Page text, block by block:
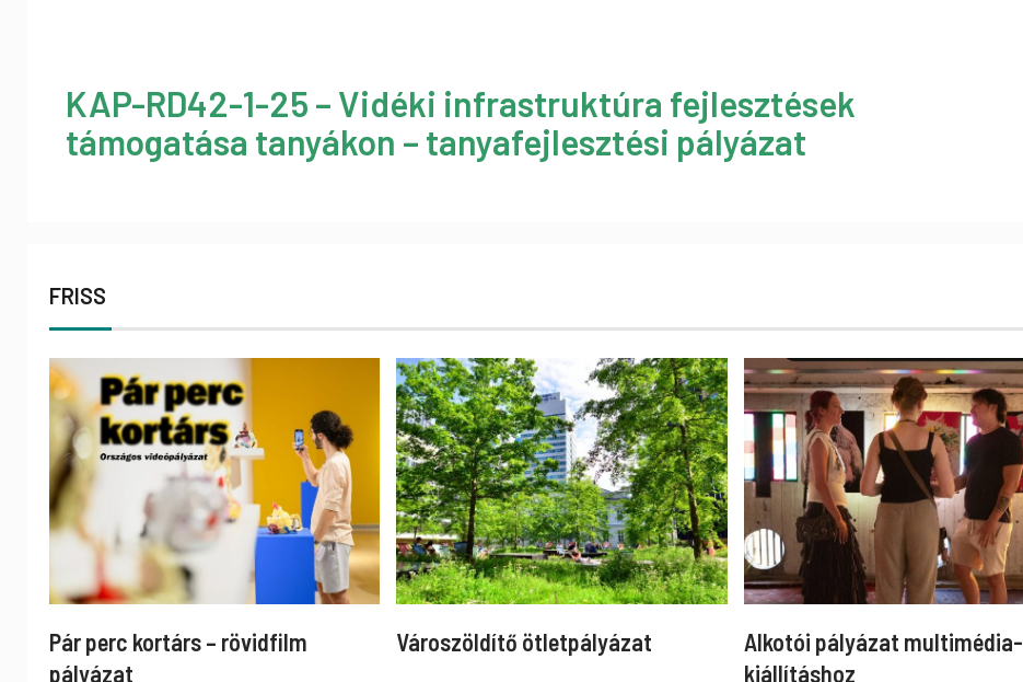
KAP-RD42-1-25 – Vidéki infrastruktúra fejlesztések
támogatása tanyákon – tanyafejlesztési pályázat
FRISS
Pár perc kortárs – rövidfilm
pályázat
Városzöldítő ötletpályázat
Alkotói pályázat multimédia-
kiállításhoz